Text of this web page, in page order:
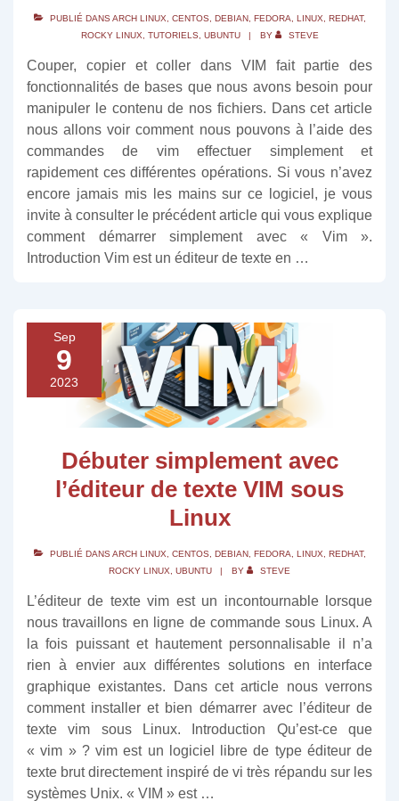
PUBLIÉ DANS ARCH LINUX, CENTOS, DEBIAN, FEDORA, LINUX, REDHAT,
ROCKY LINUX, TUTORIELS, UBUNTU BY STEVE
Couper, copier et coller dans VIM fait partie des
fonctionnalités de bases que nous avons besoin pour
manipuler le contenu de nos fichiers. Dans cet article
nous allons voir comment nous pouvons à l’aide des
commandes de vim effectuer simplement et
rapidement ces différentes opérations. Si vous n’avez
encore jamais mis les mains sur ce logiciel, je vous
invite à consulter le précédent article qui vous explique
comment démarrer simplement avec « Vim ».
Introduction Vim est un éditeur de texte en …
Sep
9
2023
Débuter simplement avec
l’éditeur de texte VIM sous
Linux
PUBLIÉ DANS ARCH LINUX CENTOS DEBIAN, FEDORA LINUX REDHAT,
ROCKY LINUX
UBUNTU BY STEVE
L’éditeur de texte vim est un incontournable lorsque
nous travaillons en ligne de commande sous Linux. A
la fois puissant et hautement personnalisable il n’a
rien à envier aux différentes solutions en interface
graphique existantes. Dans cet article nous verrons
comment installer et bien démarrer avec l’éditeur de
texte vim sous Linux. Introduction Qu’est-ce que
« vim » ? vim est un logiciel libre de type éditeur de
texte brut directement inspiré de vi très répandu sur les
systèmes Unix. « VIM » est …